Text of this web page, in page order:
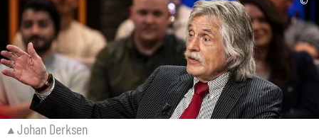
Johan Derksen